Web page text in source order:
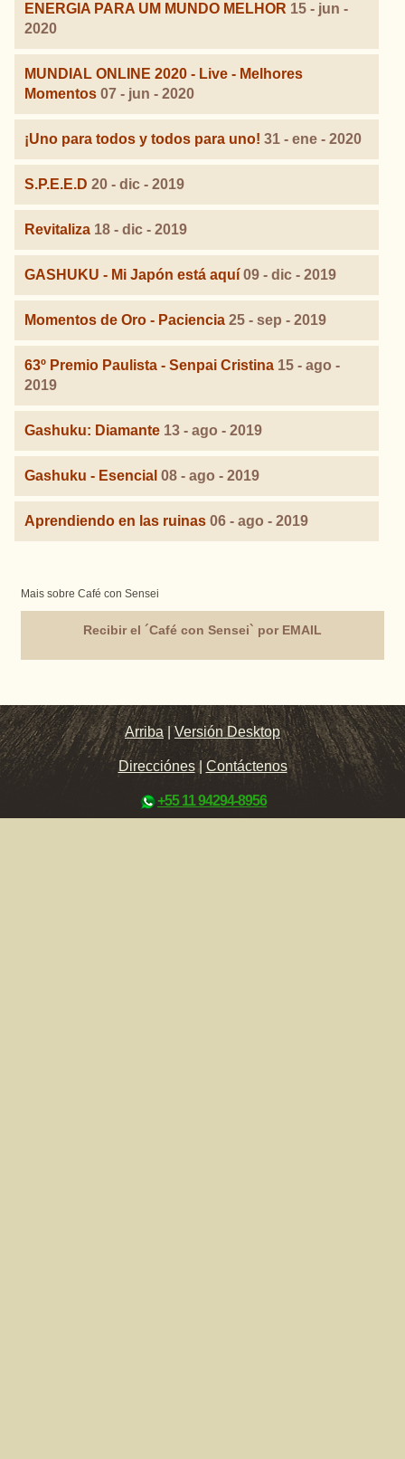
ENERGIA PARA UM MUNDO MELHOR 15 - jun -
2020
MUNDIAL ONLINE 2020 - Live - Melhores
Momentos 07 - jun - 2020
¡Uno para todos y todos para uno! 31 - ene - 2020
S.P.E.E.D 20 - dic - 2019
Revitaliza 18 - dic - 2019
GASHUKU - Mi Japón está aquí 09 - dic - 2019
Momentos de Oro - Paciencia 25 - sep - 2019
63º Premio Paulista - Senpai Cristina 15 - ago -
2019
Gashuku: Diamante 13 - ago - 2019
Gashuku - Esencial 08 - ago - 2019
Aprendiendo en las ruinas 06 - ago - 2019
Mais sobre Café con Sensei
Recibir el ´Café con Sensei` por EMAIL
Arriba |Versión Desktop
Direcciónes| Contáctenos
+55 11 94294-8956